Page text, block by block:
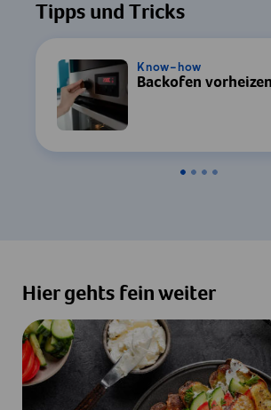
Tipps und Tricks
Know-how
Backofen
Hier gehts fein weiter